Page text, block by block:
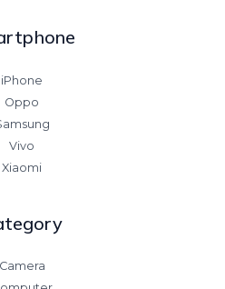
iPhone
Oppo
Vivo
Xiaomi
Camera